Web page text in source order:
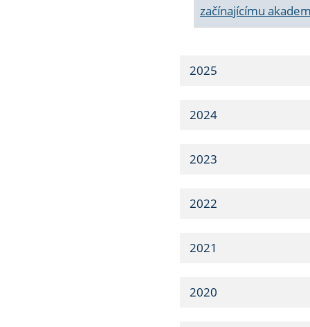
začínajícímu
2025
2024
2023
2022
2021
2020